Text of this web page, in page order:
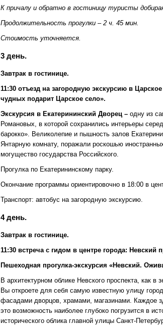
К причалу и обратно в гостиницу туристы
Продолжительность прогулки – 2 ч. 45 мин.
Стоимость уточняется.
3 день.
Завтрак в гостинице.
11:30 отъезд на загородную экскурсию в
чудных подарит Царское село».
Экскурсия в Екатерининский Дворец – одну из
Романовых, в которой сохранились интерьеры
барокко». Великолепие и пышность залов
Янтарную комнату, поражали роскошью
могущество государства Российского.
Прогулка по Екатерининскому парку.
Окончание программы ориентировочно в 18:00 в
Транспорт: автобус на загородную экскурсию.
4 день.
Завтрак в гостинице.
11:30 встреча с гидом в центре города: Невский
Пешеходная прогулка-экскурсия «Невский.
В архитектурном облике Невского проспекта, как в
Вы откроете для себя самую известную улицу
фасадами дворцов, храмами, магазинами. Каждое
это возможность наиболее глубоко погрузится в
исторического облика главной улицы Санкт-